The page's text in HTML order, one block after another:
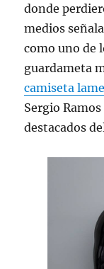
donde
medios
como uno de
guardameta
camiseta
Sergio
destacados